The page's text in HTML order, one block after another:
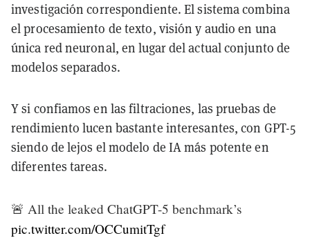
investigación correspondiente. El sistema combina
el procesamiento de texto, visión y audio en una
única red neuronal, en lugar del actual conjunto de
modelos separados.
Y si confiamos en las filtraciones, las pruebas de
rendimiento lucen bastante interesantes, con GPT-5
siendo de lejos el modelo de IA más potente en
diferentes tareas.
🚨 All the leaked ChatGPT-5 benchmark’s
pic.twitter.com/OCCumitTgf